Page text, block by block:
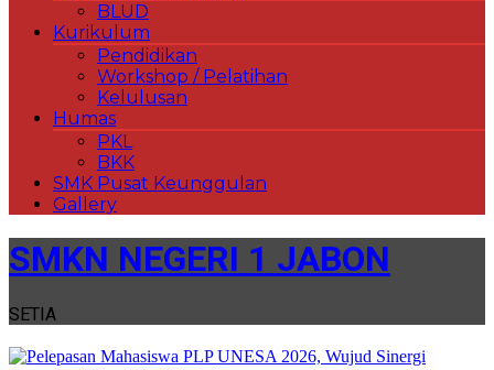
BLUD
Kurikulum
Pendidikan
Workshop / Pelatihan
Kelulusan
Humas
PKL
BKK
SMK Pusat Keunggulan
Gallery
SMKN NEGERI 1 JABON
SETIA